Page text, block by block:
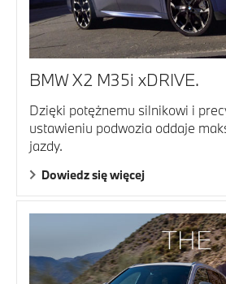
BMW X2 M35i xDRIVE.
Dzięki potężnemu silnikowi i
ustawieniu podwozia oddaje
jazdy.
Dowiedz się więcej